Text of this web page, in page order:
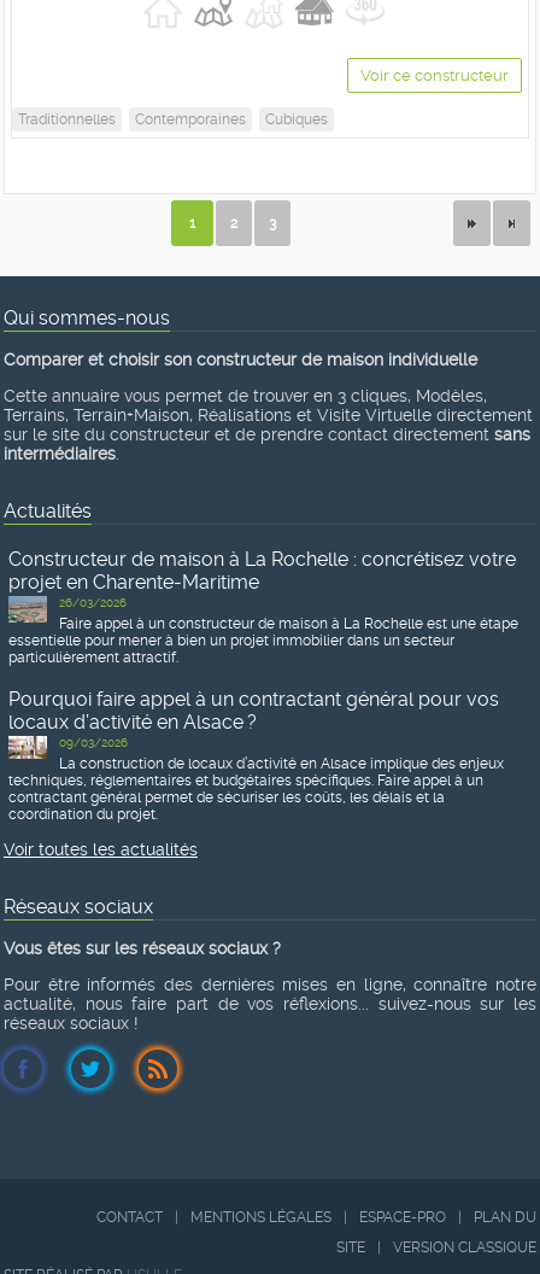
Voir ce constructeur
Traditionnelles Contemporaines Cubiques
1 2 3
Qui sommes-nous
Comparer et choisir son constructeur de maison individuelle
Cette annuaire vous permet de trouver en 3 cliques, Modèles,
Terrains, Terrain+Maison, Réalisations et Visite Virtuelle directement
sur le site du constructeur et de prendre contact directement sans
intermédiaires
Actualités
Constructeur de maison à La Rochelle : concrétisez votre
projet en Charente-Maritime
26/03/2026
Faire appel à un constructeur de maison à La Rochelle est une étape
essentielle pour mener à bien un projet immobilier dans un secteur
particulièrement attractif.
Pourquoi faire appel à un contractant général pour vos
locaux d’activité en Alsace ?
09/03/2026
La construction de locaux d’activité en Alsace implique des enjeux
techniques, réglementaires et budgétaires spécifiques. Faire appel à un
contractant général permet de sécuriser les coûts, les délais et la
coordination du projet.
Voir toutes les actualités
Réseaux sociaux
Vous êtes sur les réseaux sociaux ?
Pour être informés des dernières mises en ligne, connaître notre
actualité, nous faire part de vos réflexions... suivez-nous sur les
réseaux sociaux !
CONTACT MENTIONS LÉGALES ESPACE-PRO
PLAN DU
SITE
VERSION CLASSIQUE